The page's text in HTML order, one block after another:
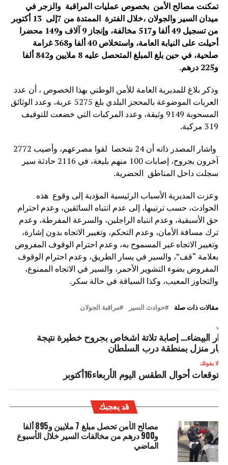
تمكنت مصالح الأمن بخصوص عمليات المراقبة والزجر في
ميدان السير والجولان ،خلال الفترة الممتدة من 7إلى 13 أكتوبر
من تسجيل 49 ألفا و517 مخالفة، وإنجاز 9 آلاف و149 محضرا
أحيلت على النيابة العامة، واستخلاص 40 ألفا و368 غرامة
صلحية، في حين بلغ المبلغ المتحصل عليه 8 ملايين و842 ألفا
و225 درهم
.
وذكر بلاغ للمديرية العامة للأمن الوطني بهذا الخصوص ، أن عدد
العربات الموضوعة بالمحجز البلدي بلغ 5275 عربة، وعدد الوثائق
المسحوبة 9149 وثيقة، وعدد المركبات التي خضعت للتوقيف
319 مركبة.
واشار المصدر ذاته أن 24 شخصا لقوا مصرعهم، وأصيب 2772
آخرون بجروح، إصابات 100 منهم بليغة، في 2116 حادثة سير
سجلت داخل المناطق الحضرية.
وعزت المديرية الأسباب الرئيسية المؤدية إلى وقوع هذه
الحوادث، حسب ترتيبها، إلى عدم انتباه السائقين، وعدم احترام
حق الأسبقية، وعدم انتباه الراجلين، والسرعة المفرطة، وعدم
ترك مسافة الأمان، وعدم التحكم، وتغيير الاتجاه بدون إشارة،
وتغيير الاتجاه غير المسموح به، وعدم احترام الوقوف المفروض
بعلامة “قف”، والسير في يسار الطريق، وعدم احترام الوقوف
المفروض بضوء التشوير الأحمر، والسير في الاتجاه الممنوع،
والتجاوز المعيب، وكذا السياقة في حالة سكر.
مقالات ذات صلة حوادث السير مراقبة الجولان
البيضاء… إصابة تلاتة اشخاص بجروح خطيرة نتيجة
منزل بمنطقة درب السلطان
لا يفوتك
توقعات أحوال الطقس اليوم الأربعاء16أكتوبر
قد يعجبك
مصالح الأمن تحصل مبلغ 7 ملايين و895 ألفا
و900 درهم من مخالفات السير خلال الأسبوع
الماضي